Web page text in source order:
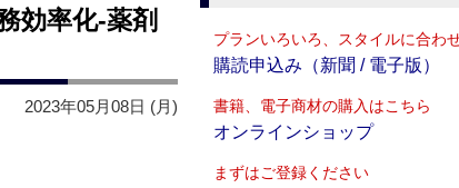
効率化‐薬剤
2023年05月08日 (月)
プランいろいろ、スタイルに合わ
購読申込み（新聞 / 電子版）
書籍、電子商材の購入はこちら
オンラインショップ
まずはご登録ください